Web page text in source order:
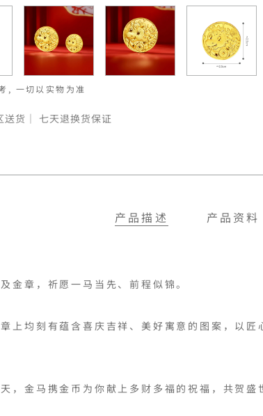
, 一切以实物为准
货｜ 七天退换货保证
产品描述 产品资料
金章，祈愿一马当先、前程似锦。
上均刻有蕴含喜庆吉祥、美好寓意的图案，以
，金马携金币为你献上多财多福的祝福，共贺